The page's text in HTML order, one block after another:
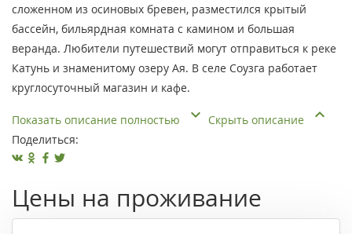
сложенном из осиновых бревен, разместился крытый
бассейн, бильярдная комната с камином и большая
веранда. Любители путешествий могут отправиться к реке
Катунь и знаменитому озеру Ая. В селе Соузга работает
круглосуточный магазин и кафе.
Показать описание полностью
Скрыть описание
Поделиться:
Цены на проживание